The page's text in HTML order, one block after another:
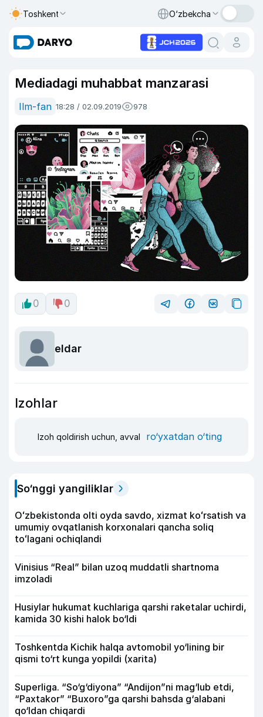
Toshkent O‘zbekcha
Mediadagi muhabbat manzarasi
Ilm-fan 18:28 / 02.09.2019 978
0 0
eldar
Izohlar
Izoh qoldirish uchun, avval ro‘yxatdan o‘ting
So‘nggi yangiliklar
Oʻzbekistonda olti oyda savdo, xizmat koʻrsatish va
umumiy ovqatlanish korxonalari qancha soliq
toʻlagani ochiqlandi
Vinisius “Real” bilan uzoq muddatli shartnoma
imzoladi
Husiylar hukumat kuchlariga qarshi raketalar uchirdi,
kamida 30 kishi halok bo‘ldi
Toshkentda Kichik halqa avtomobil yo‘lining bir
qismi to‘rt kunga yopildi (xarita)
Superliga. “So‘g‘diyona” “Andijon”ni mag‘lub etdi,
“Paxtakor” “Buxoro”ga qarshi bahsda g‘alabani
qo‘ldan chiqardi